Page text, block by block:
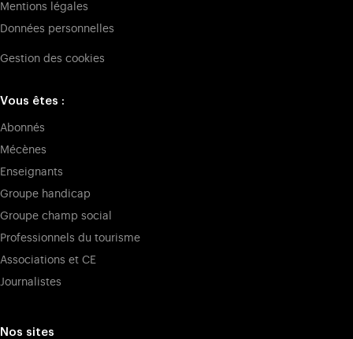
Mentions légales
Données personnelles
Gestion des cookies
Vous êtes :
Abonnés
Mécènes
Enseignants
Groupe handicap
Groupe champ social
Professionnels du tourisme
Associations et CE
Journalistes
Nos sites